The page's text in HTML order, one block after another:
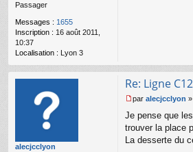
Passager
Messages : 1655
Inscription : 16 août 2011,
10:37
Localisation : Lyon 3
alecjcclyon
Re: Ligne
e
s
s
par alecjcclyon »
Je pense que
trouver la place
La desserte du